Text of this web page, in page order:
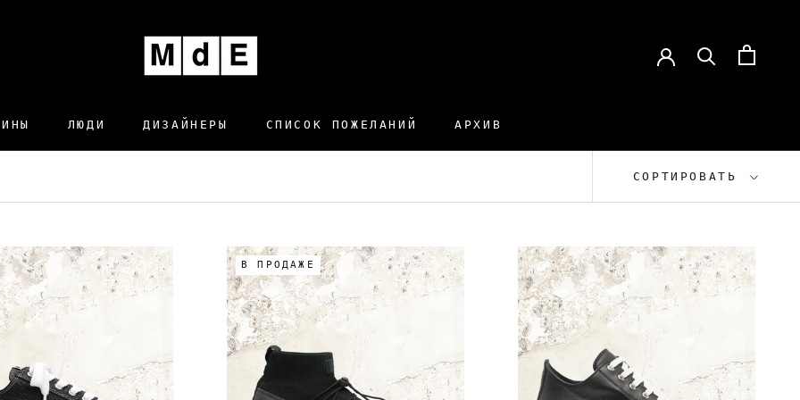
ЛЮДИ
ДИЗАЙНЕРЫ
СПИСОК ПОЖЕЛАНИЙ
АРХИВ
СОРТИРОВАТЬ
В ПРОДАЖЕ